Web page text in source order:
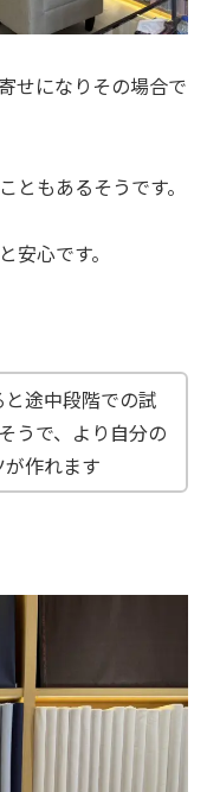
せになりその場合で
ともあるそうです。
心です。
途中段階での試
うで、より自分の
作れます